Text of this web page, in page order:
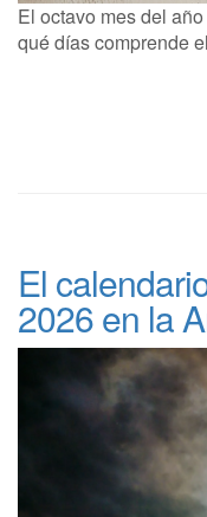
El octavo mes del
qué días comprende
El
2026 en la